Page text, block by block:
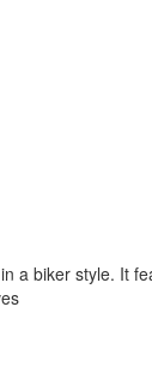
a biker style. It